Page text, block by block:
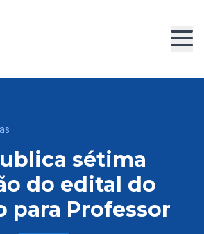
sétima
do edital do
para Professor